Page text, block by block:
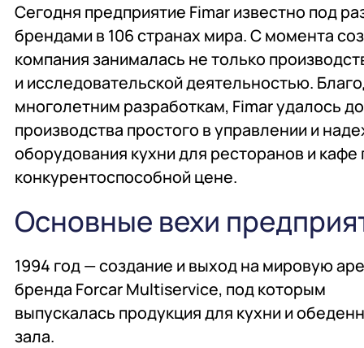
Комплексное
Подробнее
Поставка аксессуаров
запасных частей
Подробнее
Оборудование
профессиональной
Подробнее
Сегодня предприятие Fimar известно под
брендами в 106 странах мира. С момента
компания занималась не только
и исследовательской деятельностью.
многолетним разработкам, Fimar удалось
производства простого в управлении и
оборудования кухни для ресторанов и кафе
конкурентоспособной цене.
Основные вехи
1994 год — создание и выход на мировую
бренда Forcar Multiservice, под которым
выпускалась продукция для кухни и
зала.